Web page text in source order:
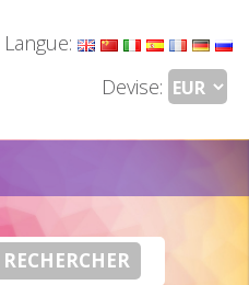
Langue:
Devise: